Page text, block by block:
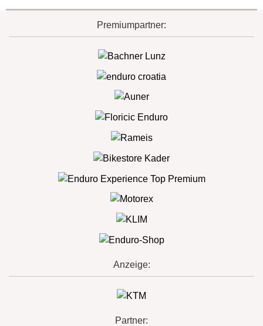
Premiumpartner:
Anzeige:
Partner: